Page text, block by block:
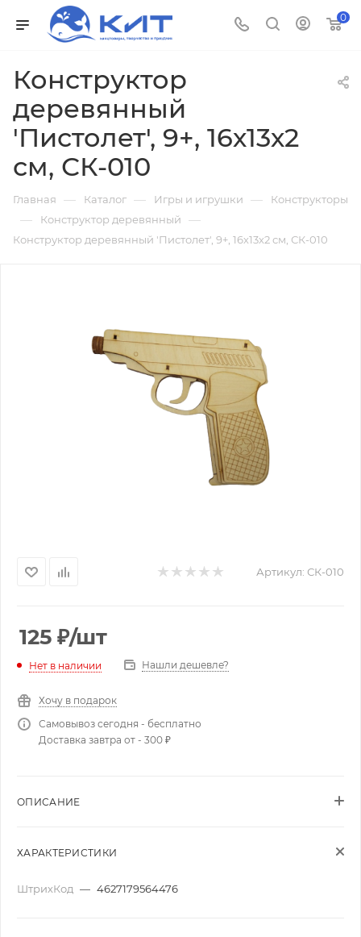
0
Конструктор
деревянный
'Пистолет', 9+, 16х13х2
см, СК-010
Главная — Каталог — Игры и игрушки — Конструкторы
— Конструктор деревянный —
Конструктор деревянный 'Пистолет', 9+, 16х13х2 см, СК-010
Артикул: СК-010
125 ₽/шт
Нет в наличии Нашли дешевле?
Хочу в подарок
Самовывоз сегодня - бесплатно
Доставка завтра от - 300 ₽
ОПИСАНИЕ
ХАРАКТЕРИСТИКИ
ШтрихКод — 4627179564476